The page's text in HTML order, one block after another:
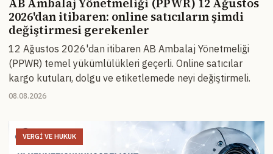
AB Ambalaj Yönetmeliği (PPWR) 12 Ağustos
2026'dan itibaren: online satıcıların şimdi
değiştirmesi gerekenler
12 Ağustos 2026'dan itibaren AB Ambalaj Yönetmeliği
(PPWR) temel yükümlülükleri geçerli. Online satıcılar
kargo kutuları, dolgu ve etiketlemede neyi değiştirmeli.
08.08.2026
VERGI VE HUKUK